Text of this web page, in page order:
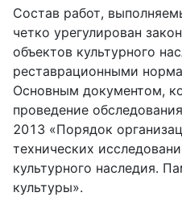
Состав работ,
четко урегулирован
объектов культурного
реставрационными
Основным документом,
проведение
2013 «Порядок
технических
культурного наследия.
культуры».